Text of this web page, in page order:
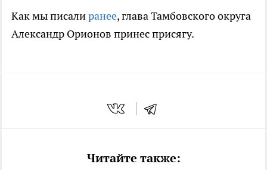
Как мы писалиранее, глава Тамбовского округа
Александр Орионов принес присягу.
Читайте также: